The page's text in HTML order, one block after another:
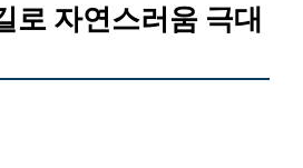
로 자연스러움 극대